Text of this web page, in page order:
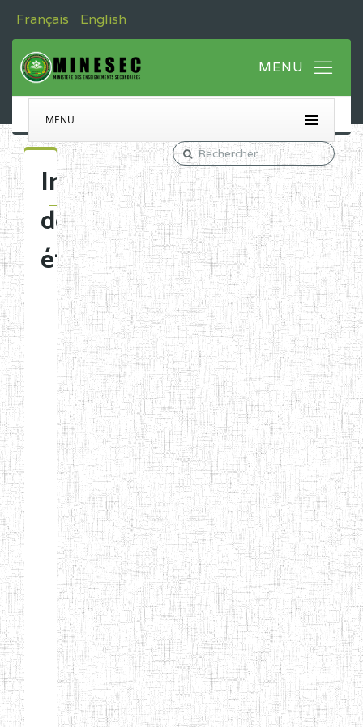
Français English
MENU
Immatriculation
des
établissements
Etablissements
d'enseignement
normal
ENI
Chercher:
Effacer les filtres
Denomination
Type